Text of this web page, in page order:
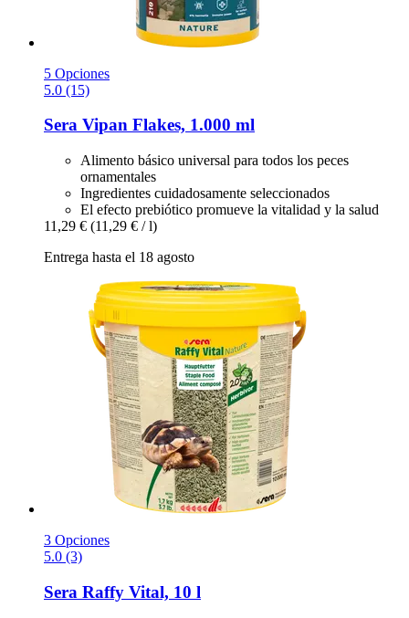
5 Opciones
5.0 (15)
Sera Vipan Flakes, 1.000 ml
Alimento básico universal para todos los peces
ornamentales
Ingredientes cuidadosamente seleccionados
El efecto prebiótico promueve la vitalidad y la salud
11,29 € (11,29 € / l)
Entrega hasta el 18 agosto
3 Opciones
5.0 (3)
Sera Raffy Vital, 10 l